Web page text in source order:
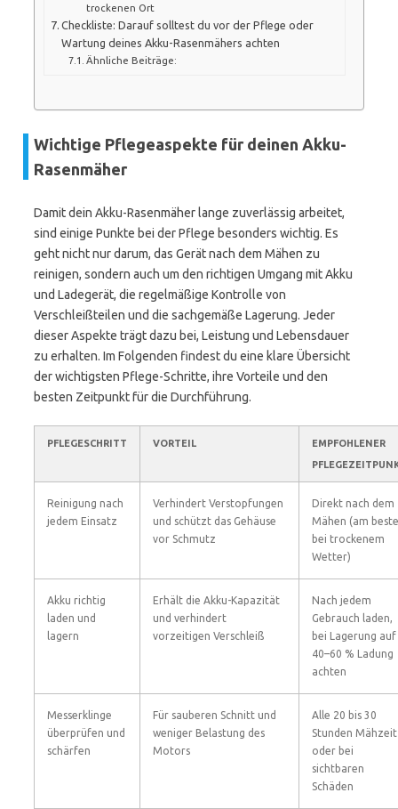
trockenen Ort
Checkliste: Darauf solltest du vor der Pflege oder
Wartung deines Akku-Rasenmähers achten
Ähnliche Beiträge:
Wichtige Pflegeaspekte für deinen Akku-
Rasenmäher
Damit dein Akku-Rasenmäher lange zuverlässig arbeitet,
sind einige Punkte bei der Pflege besonders wichtig. Es
geht nicht nur darum, das Gerät nach dem Mähen zu
reinigen, sondern auch um den richtigen Umgang mit Akku
und Ladegerät, die regelmäßige Kontrolle von
Verschleißteilen und die sachgemäße Lagerung. Jeder
dieser Aspekte trägt dazu bei, Leistung und Lebensdauer
zu erhalten. Im Folgenden findest du eine klare Übersicht
der wichtigsten Pflege-Schritte, ihre Vorteile und den
besten Zeitpunkt für die Durchführung.
PFLEGESCHRITT VORTEIL
EMPFOHLENER
Reinigung nach
jedem Einsatz
Verhindert Verstopfungen
und schützt das Gehäuse
vor Schmutz
Direkt nach dem
Mähen (am
bei trockenem
Wetter)
Akku richtig
laden und
lagern
Erhält die Akku-Kapazität
und verhindert
vorzeitigen Verschleiß
Nach jedem
Gebrauch laden,
bei Lagerung auf
40–60 % Ladung
achten
Messerklinge
überprüfen und
schärfen
Für sauberen Schnitt und
weniger Belastung des
Motors
Alle 20 bis 30
Stunden Mähzeit
oder bei
sichtbaren
Schäden